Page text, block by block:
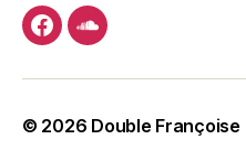
facebooksoundcloud
© 2026 Double Françoise